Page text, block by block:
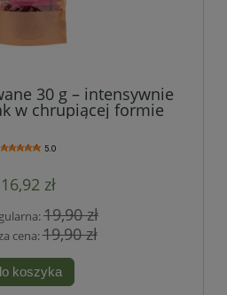
30 g – intensywnie
w chrupiącej formie
5.0
16,92 zł
19,90 zł
cena:19,90 zł
koszyka